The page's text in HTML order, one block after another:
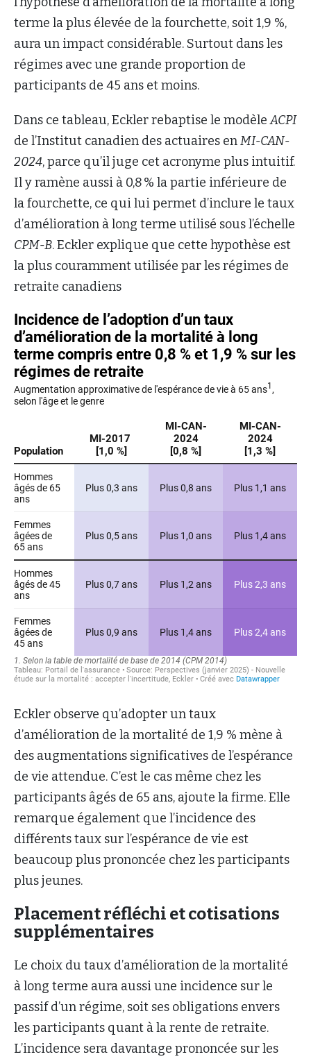
terme la plus élevée de la fourchette, soit 1,9 %,
aura un impact considérable. Surtout dans les
régimes avec une grande proportion de
participants de 45 ans et moins.
Dans ce tableau, Eckler rebaptise le modèleACPI
de l’Institut canadien des actuaires enMI-CAN-
2024, parce qu’il juge cet acronyme plus intuitif.
Il y ramène aussi à 0,8 % la partie inférieure de
la fourchette, ce qui lui permet d’inclure le taux
d’amélioration à long terme utilisé sous l’échelle
CPM-B. Eckler explique que cette hypothèse est
la plus couramment utilisée par les régimes de
retraite canadiens
Eckler observe qu’adopter un taux
d’amélioration de la mortalité de 1,9 % mène à
des augmentations significatives de l’espérance
de vie attendue. C’est le cas même chez les
participants âgés de 65 ans, ajoute la firme. Elle
remarque également que l’incidence des
différents taux sur l’espérance de vie est
beaucoup plus prononcée chez les participants
plus jeunes.
Placement réfléchi et cotisations
supplémentaires
Le choix du taux d’amélioration de la mortalité
à long terme aura aussi une incidence sur le
passif d’un régime, soit ses obligations envers
les participants quant à la rente de retraite.
L’incidence sera davantage prononcée sur les